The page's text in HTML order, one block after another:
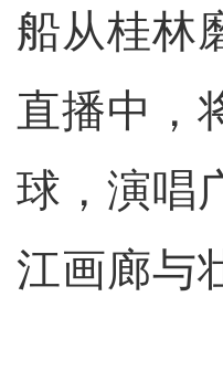
船从桂林
直播中，
球，演唱
江画廊与